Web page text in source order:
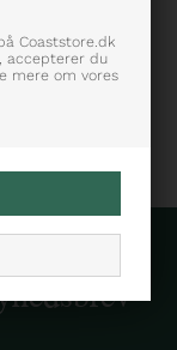
Coaststore.dk
accepterer du
mere om vores